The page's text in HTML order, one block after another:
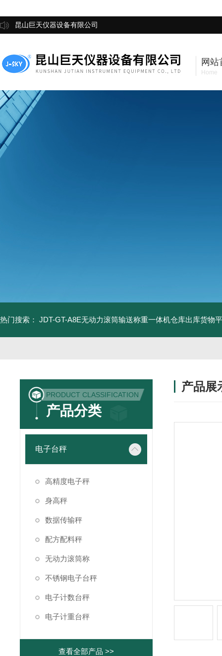
昆山巨天仪器设备有限公司
网站
Home
热门搜索： JDT-GT-A8E无动力滚筒输送称重一体机仓库出库货物
PRODUCT CLASSIFICATION
产品分类
电子台秤
高精度电子秤
身高秤
数据传输秤
配方配料秤
无动力滚筒称
不锈钢电子台秤
电子计数台秤
电子计重台秤
查看全部产品 >>
产品展